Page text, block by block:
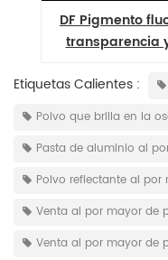
DF Pigmento
transparencia
Etiquetas Calientes :
Polvo que brilla en la
Pasta de aluminio al
Polvo reflectante al por
Venta al por mayor de
Venta al por mayor de